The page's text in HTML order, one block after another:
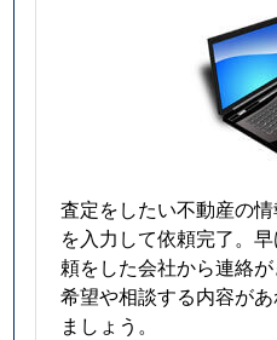
査定をしたい不動産の
を入力して依頼完了。
頼をした会社から連絡が
希望や相談する内容が
ましょう。